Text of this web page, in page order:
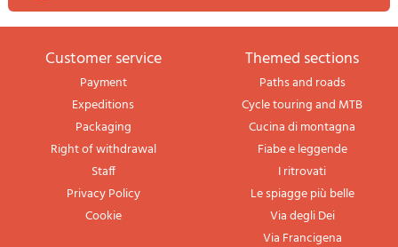
Customer service
Payment
Expeditions
Packaging
Right of withdrawal
Staff
Privacy Policy
Cookie
themed sections
Paths and roads
Cycle touring and MTB
Cucina di montagna
Fiabe e leggende
I ritrovati
Le spiagge più belle
Via degli Dei
Via Francigena